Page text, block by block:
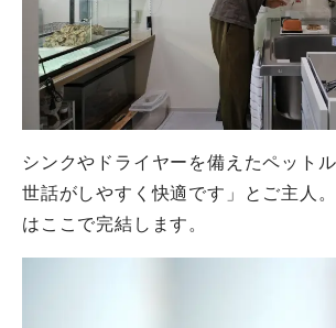
シンクやドライヤーを備えたペット
世話がしやすく快適です」とご主人
はここで完結します。